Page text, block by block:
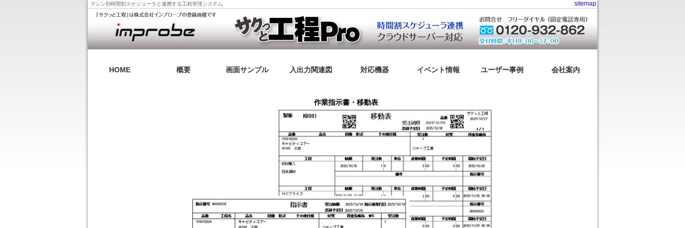
sitemap
マシン別時間割スケジューラと連携する工程管理システム
HOME 概要 画面サンプル
作業実績収集
発注書発行
入出力関連図 対応機器 イベント情報 ユーザー事例 会社案内
作業指示書・移動表